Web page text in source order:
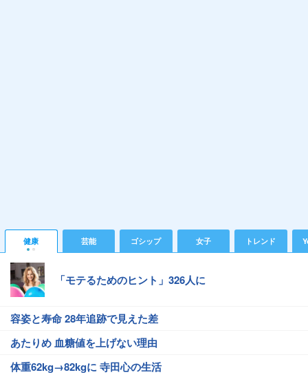
健康 芸能 ゴシップ 女子 トレンド
「モテるためのヒント」326人に
容姿と寿命 28年追跡で見えた差
あたりめ 血糖値を上げない理由
体重62kg→82kgに 寺田心の生活